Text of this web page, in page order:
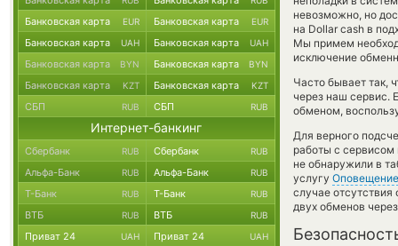
невозможно, но
на Dollar cash в
Мы примем
исключение
Часто бывает так,
через наш сервис.
обменом,
Для верного
работы с
не обнаружили в
услугу Оповещение
случае
двух обменов
Банковская карта EUR Банковская карта EUR
Банковская карта UAH Банковская карта UAH
Банковская карта BYN Банковская карта BYN
Банковская карта KZT Банковская карта KZT
СБП RUB СБП RUB
Интернет-банкинг
Сбербанк RUB Сбербанк RUB
Альфа-Банк RUB Альфа-Банк RUB
Т-Банк RUB Т-Банк RUB
ВТБ RUB ВТБ RUB
Приват 24 UAH Приват 24 UAH